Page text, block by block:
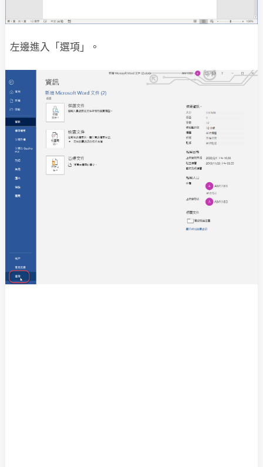
左邊進入「選項」。